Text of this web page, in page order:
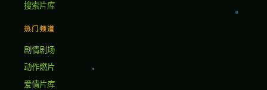
搜索片库
热门频道
剧情剧场
动作燃片
爱情片库